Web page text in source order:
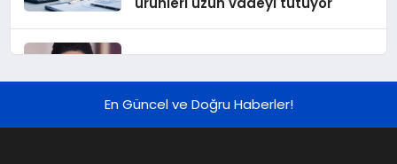
Sonuçları
En Güncel ve Doğru Haberler!